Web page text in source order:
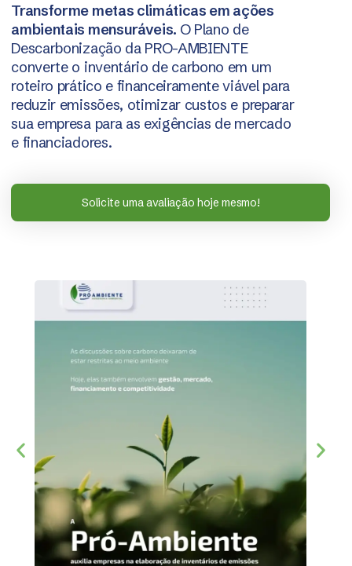
Transforme metas climáticas em ações
ambientais mensuráveis. O Plano de
Descarbonização da PRO-AMBIENTE
converte o inventário de carbono em um
roteiro prático e financeiramente viável para
reduzir emissões, otimizar custos e preparar
sua empresa para as exigências de mercado
e financiadores.
Solicite uma avaliação hoje mesmo!